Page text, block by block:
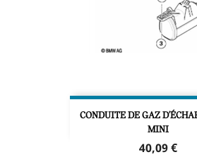
CONDUITE DE GAZ
MINI
Prix
40,09 €